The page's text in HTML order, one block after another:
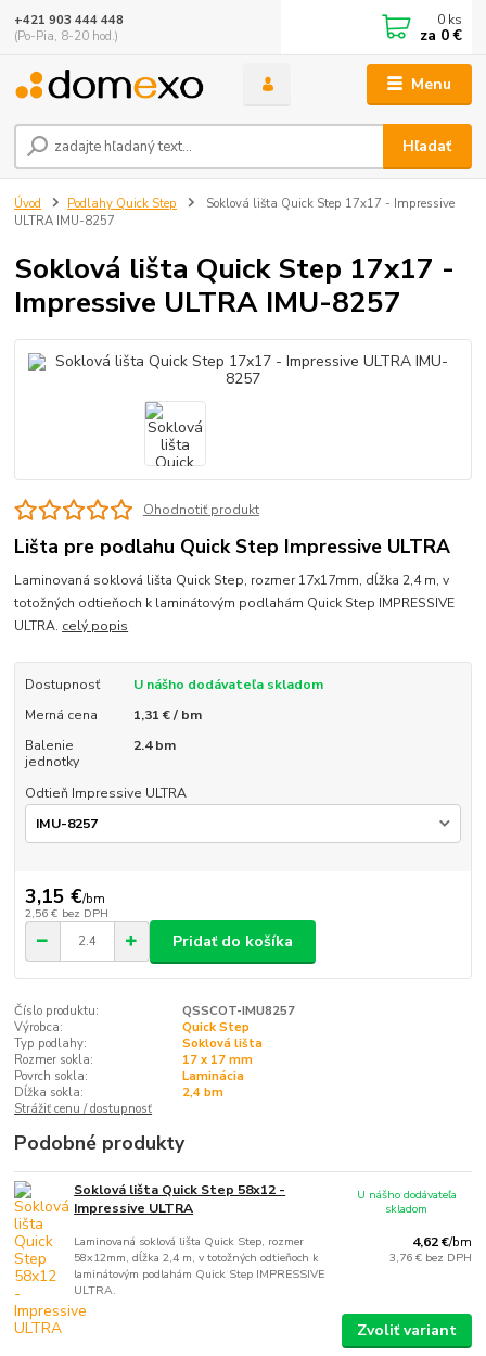
Menu
Hľadať
+421 903 444 448
(Po-Pia, 8-20 hod.)
0 ks
za 0 €
Úvod Podlahy Quick Step
Soklová lišta Quick Step 17x17 - Impressive
ULTRA IMU-8257
Soklová lišta Quick Step 17x17 -
Impressive ULTRA IMU-8257
Ohodnotiť produkt
Lišta pre podlahu Quick Step Impressive ULTRA
Laminovaná soklová lišta Quick Step, rozmer 17x17mm, dĺžka 2,4 m, v
totožných odtieňoch k laminátovým podlahám Quick Step IMPRESSIVE
ULTRA. celý popis
Dostupnosť
U nášho dodávateľa skladom
Merná cena
1,31 € / bm
Balenie
jednotky
2.4 bm
Odtieň Impressive ULTRA
3,15 €/bm
2,56 € bez DPH
Pridať do košíka
Číslo produktu:
QSSCOT-IMU8257
Výrobca:
Quick Step
Typ podlahy:
Soklová lišta
Rozmer sokla:
17 x 17 mm
Povrch sokla:
Laminácia
Dĺžka sokla:
2,4 bm
Strážiť cenu / dostupnosť
Podobné produkty
Soklová lišta Quick Step 58x12 -
Impressive ULTRA
Laminovaná soklová lišta Quick Step, rozmer
58x12mm, dĺžka 2,4 m, v totožných odtieňoch k
laminátovým podlahám Quick Step IMPRESSIVE
ULTRA.
4,62 €/bm
3,76 € bez DPH
U nášho dodávateľa
skladom
Zvoliť variant